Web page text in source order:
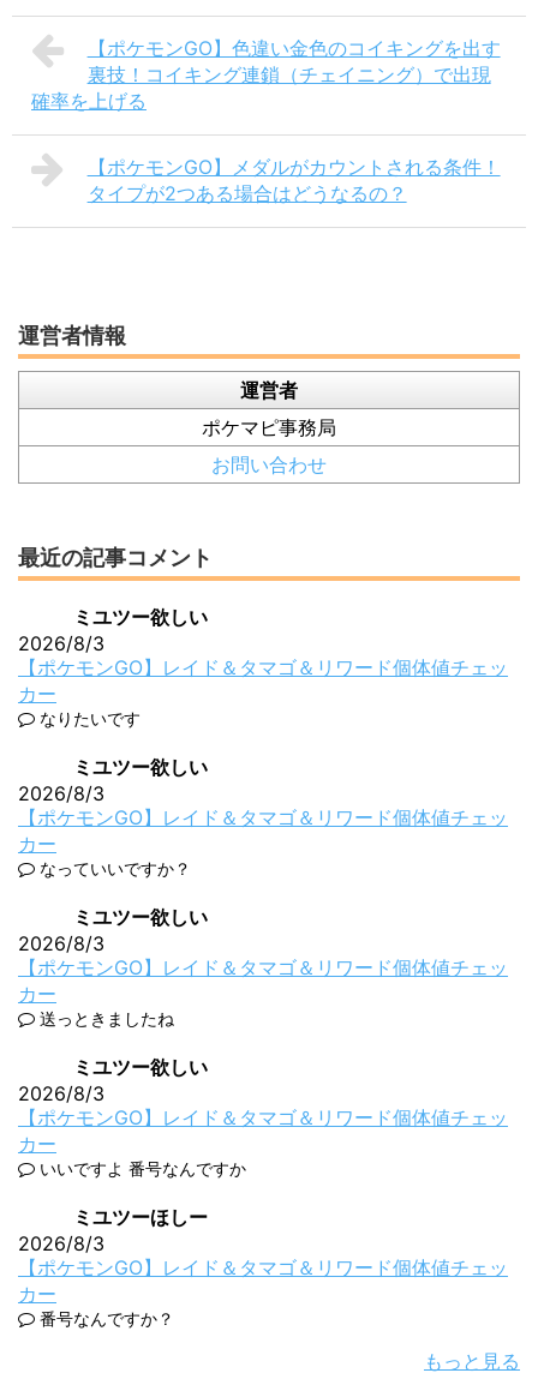
【ポケモンGO】色違い金色のコイキングを出す
裏技！コイキング連鎖（チェイニング）で出現
確率を上げる
【ポケモンGO】メダルがカウントされる条件！
タイプが2つある場合はどうなるの？
運営者情報
運営者
ポケマピ事務局
お問い合わせ
最近の記事コメント
ミユツー欲しい
2026/8/3
【ポケモンGO】レイド＆タマゴ＆リワード個体値チェッ
カー
なりたいです
ミユツー欲しい
2026/8/3
【ポケモンGO】レイド＆タマゴ＆リワード個体値チェッ
カー
なっていいですか？
ミユツー欲しい
2026/8/3
【ポケモンGO】レイド＆タマゴ＆リワード個体値チェッ
カー
送っときましたね
ミユツー欲しい
2026/8/3
【ポケモンGO】レイド＆タマゴ＆リワード個体値チェッ
カー
いいですよ 番号なんですか
ミユツーほしー
2026/8/3
【ポケモンGO】レイド＆タマゴ＆リワード個体値チェッ
カー
番号なんですか？
もっと見る